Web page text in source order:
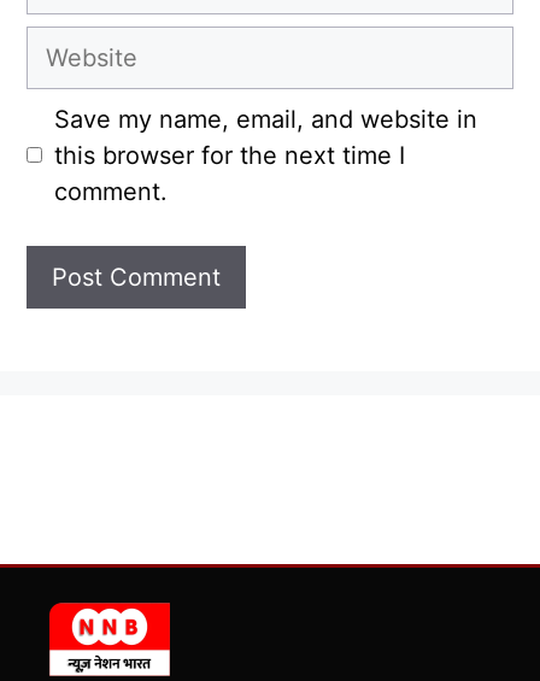
Website
Save my name, email, and website in
this browser for the next time I
comment.